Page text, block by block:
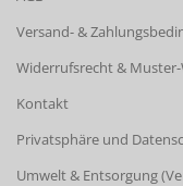
Versand- &
Widerrufsrecht &
Kontakt
Privatsphäre und
Umwelt & Entsorgung